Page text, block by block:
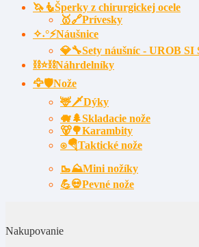
🦄🧜Šperky z chirurgickej ocele
🥇🔗Prívesky
✧˖°⚡Náušnice
💎🔧Sety náušníc - UROB SI
⛓⭐⛓️Náhrdelníky
🦅🛡️Nože
🦌🗡Dýky
🐗🌲Skladacie nože
🐻🌳Karambity
⍟🪂Taktické nože
🥾⛰️Mini nožíky
💪💀Pevné nože
Nakupovanie